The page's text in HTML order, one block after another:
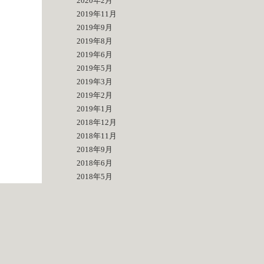
2019年11月
2019年9月
2019年8月
2019年6月
2019年5月
2019年3月
2019年2月
2019年1月
2018年12月
2018年11月
2018年9月
2018年6月
2018年5月